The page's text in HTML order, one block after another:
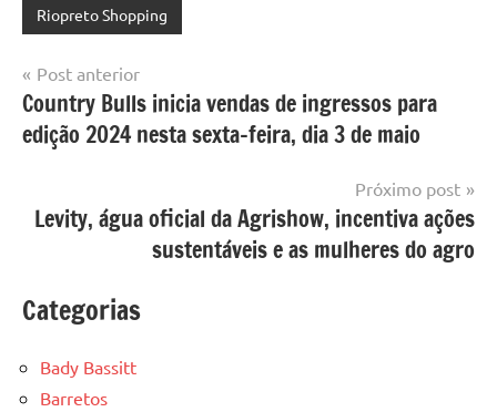
Riopreto Shopping
Navegação
de
Post
Post anterior
Country Bulls inicia vendas de ingressos para
edição 2024 nesta sexta-feira, dia 3 de maio
Próximo post
Levity, água oficial da Agrishow, incentiva ações
sustentáveis e as mulheres do agro
Categorias
Bady Bassitt
Barretos